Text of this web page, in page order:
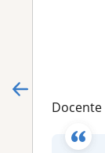
Docente de